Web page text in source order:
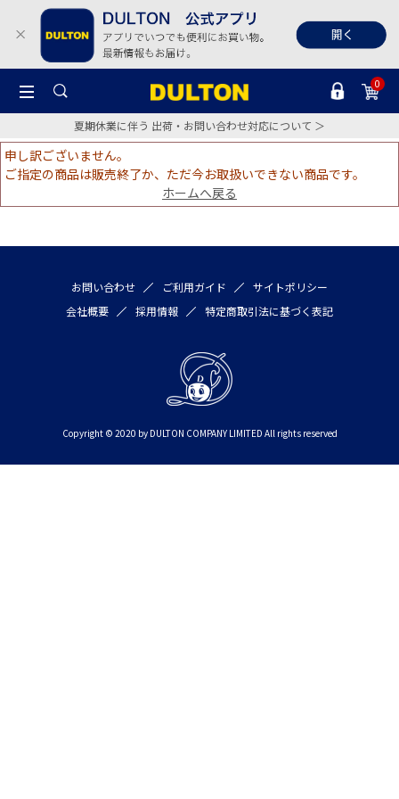
0
夏期休業に伴う 出荷・お問い合わせ対応について ＞
申し訳ございません。
ご指定の商品は販売終了か、ただ今お取扱いできない商品です。
ホームへ戻る
お問い合わせ ご利用ガイド
サイトポリシー
会社概要
採用情報 特定商取引法に基づく表記
Copyright © 2020 by DULTON COMPANY LIMITED All rights reserved